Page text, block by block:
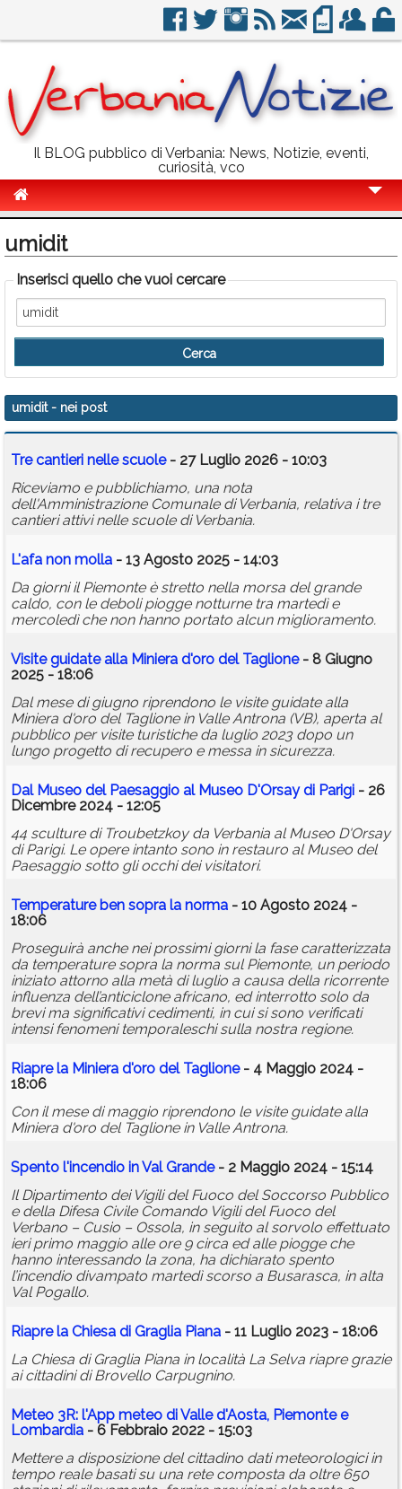
Il BLOG pubblico di Verbania: News, Notizie, eventi,
curiosità, vco
Politica
Sport
Eventi
Info Utili
Rubriche
Calendario
Annunci
umidit
Inserisci quello che vuoi cercare
umidit- nei post
Tre cantieri nelle scuole- 27 Luglio 2026 - 10:03
Riceviamo e pubblichiamo, una nota
dell'Amministrazione Comunale di Verbania, relativa i tre
cantieri attivi nelle scuole di Verbania.
L'afa non molla - 13 Agosto 2025 - 14:03
Da giorni il Piemonte è stretto nella morsa del grande
caldo, con le deboli piogge notturne tra martedì e
mercoledì che non hanno portato alcun miglioramento.
Visite guidate alla Miniera d'oro del Taglione- 8 Giugno
2025 - 18:06
Dal mese di giugno riprendono le visite guidate alla
Miniera d'oro del Taglione in Valle Antrona (VB), aperta al
pubblico per visite turistiche da luglio 2023 dopo un
lungo progetto di recupero e messa in sicurezza.
Dal Museo del Paesaggio al Museo D'Orsay di Parigi - 26
Dicembre 2024 - 12:05
44 sculture di Troubetzkoy da Verbania al Museo D'Orsay
di Parigi. Le opere intanto sono in restauro al Museo del
Paesaggio sotto gli occhi dei visitatori.
Temperature ben sopra la norma - 10 Agosto 2024 -
18:06
Proseguirà anche nei prossimi giorni la fase caratterizzata
da temperature sopra la norma sul Piemonte, un periodo
iniziato attorno alla metà di luglio a causa della ricorrente
influenza dell’anticiclone africano, ed interrotto solo da
brevi ma significativi cedimenti, in cui si sono verificati
intensi fenomeni temporaleschi sulla nostra regione.
Riapre la Miniera d'oro del Taglione- 4 Maggio 2024 -
18:06
Con il mese di maggio riprendono le visite guidate alla
Miniera d'oro del Taglione in Valle Antrona.
Spento l'incendio in Val Grande- 2 Maggio 2024 - 15:14
Il Dipartimento dei Vigili del Fuoco del Soccorso Pubblico
e della Difesa Civile Comando Vigili del Fuoco del
Verbano – Cusio – Ossola, in seguito al sorvolo effettuato
ieri primo maggio alle ore 9 circa ed alle piogge che
hanno interessando la zona, ha dichiarato spento
l’incendio divampato martedì scorso a Busarasca, in alta
Val Pogallo.
Riapre la Chiesa di Graglia Piana - 11 Luglio 2023 - 18:06
La Chiesa di Graglia Piana in località La Selva riapre grazie
ai cittadini di Brovello Carpugnino.
Meteo 3R: l'App meteo di Valle d'Aosta, Piemonte e
Lombardia - 6 Febbraio 2022 - 15:03
Mettere a disposizione del cittadino dati meteorologici in
tempo reale basati su una rete composta da oltre 650